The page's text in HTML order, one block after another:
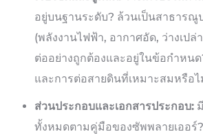
อยู่บนฐานระดับ? ล้วนเป็นสาธาร
(พลังงานไฟฟ้า, อากาศอัด, ว่างเปล่
ต่ออย่างถูกต้องและอยู่ในข้อกำหนด
และการต่อสายดินที่เหมาะสมหรือไ
ส่วนประกอบและเอกสารประกอบ:
ทั้งหมดตามคู่มือของซัพพลายเออร์?